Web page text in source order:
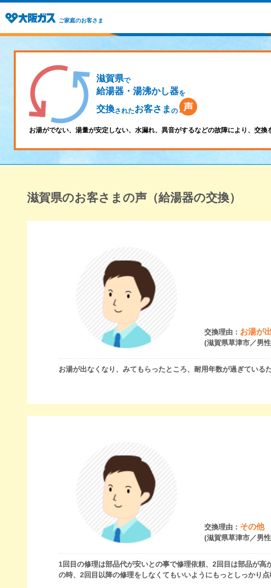
ご家庭のお客さま
滋賀県で
給湯器・湯沸かし器を
交換されたお客さま の
お湯がでない、湯量が安定しない、水漏れ、異音がするなどの故障により、交換
滋賀県のお客さまの声（給湯器の交換）
交換理由： お湯が
(滋賀県草津市／男
お湯が出なくなり、みてもらったところ、耐用年数が過ぎている
交換理由： その他
(滋賀県草津市／男
1回目の修理は部品代が安いとの事で修理依頼、2回目は部品が
の時、2回目以降の修理をしなくてもいいようにもっとしっかり点